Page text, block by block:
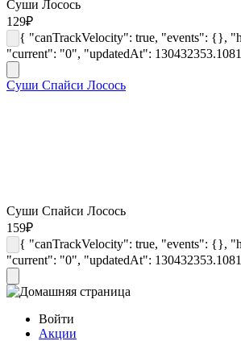
Суши Лосось
129₽
{ "canTrackVelocity": true, "events": {},
"current": "0", "updatedAt":
Суши Спайси Лосось
Суши Спайси Лосось
159₽
{ "canTrackVelocity": true, "events": {},
"current": "0", "updatedAt":
Войти
Акции